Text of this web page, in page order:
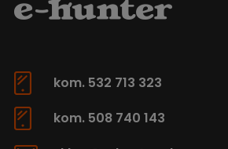
kom. 532 713 323
kom. 508 740 143